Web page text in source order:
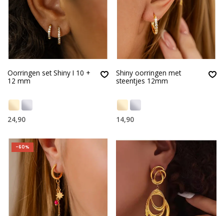
Oorringen set Shiny I 10 +
12 mm
24,90
Shiny oorringen met
steentjes 12mm
14,90
-60%